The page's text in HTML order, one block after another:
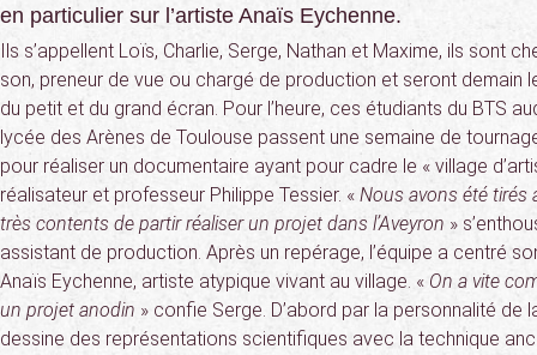
en particulier sur l’artiste Anaïs Eychenne.
Ils s’appellent Loïs, Charlie, Serge, Nathan et Maxime, ils sont
son, preneur de vue ou chargé de production et seront demain
du petit et du grand écran. Pour l’heure, ces étudiants du BTS
lycée des Arènes de Toulouse passent une semaine de
pour réaliser un documentaire ayant pour cadre le « village
réalisateur et professeur Philippe Tessier. « Nous avons été tirés
très contents de partir réaliser un projet dans l’Aveyron »
assistant de production. Après un repérage, l’équipe a centré
Anaïs Eychenne, artiste atypique vivant au village. « On a vite
un projet anodin » confie Serge. D’abord par la personnalité de
dessine des représentations scientifiques avec la technique